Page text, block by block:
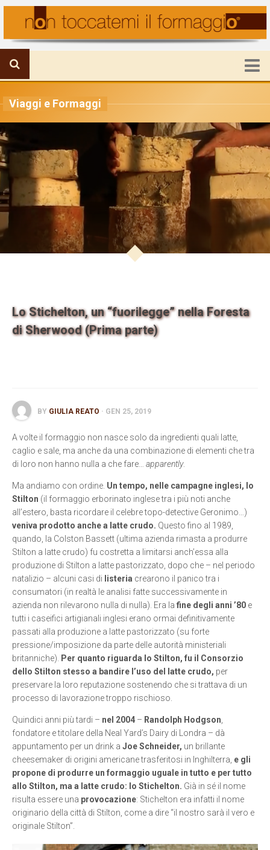
FORMAGGIO IN PRIMO PIANO
IL MONDO DELLA PRODUZIONE
VIAGGI E FORMAGGI
RICETTE E UTILITA’
ATTUALITA’
Mission
Viaggi e Formaggi
Lo Stichelton, un “fuorilegge” nella Foresta
di Sherwood (Prima parte)
BY GIULIA REATO · GEN 25, 2019
A volte il formaggio non nasce solo da ingredienti quali latte,
caglio e sale, ma anche da una combinazione di elementi che tra
di loro non hanno nulla a che fare… apparently.
Ma andiamo con ordine. Un tempo, nelle campagne inglesi, lo
Stilton (il formaggio erborinato inglese tra i più noti anche
all’estero, basta ricordare il celebre topo-detective Geronimo…)
veniva prodotto anche a latte crudo. Questo fino al 1989,
quando, la Colston Bassett (ultima azienda rimasta a produrre
Stilton a latte crudo) fu costretta a limitarsi anch’essa alla
produzione di Stilton a latte pastorizzato, dopo che – nel periodo
natalizio – alcuni casi di listeria crearono il panico tra i
consumatori (in realtà le analisi fatte successivamente in
azienda non rilevarono nulla di nulla). Era la fine degli anni ’80 e
tutti i caseifici artigianali inglesi erano ormai definitivamente
passati alla produzione a latte pastorizzato (su forte
pressione/imposizione da parte delle autorità ministeriali
britanniche).
Per quanto riguarda lo Stilton, fu il Consorzio
dello Stilton stesso a bandire l’uso del latte crudo, per
preservare la loro reputazione sostenendo che si trattava di un
processo di lavorazione troppo rischioso.
Quindici anni più tardi – nel 2004 – Randolph Hodgson
fondatore e titolare della Neal Yard’s Dairy di Londra – dà
appuntamento per un drink a Joe Schneider, un brillante
cheesemaker di origini americane trasferitosi in Inghilterra, e gli
propone di produrre un formaggio uguale in tutto e per tutto
allo Stilton, ma a latte crudo: lo Stichelton. Già in sé il nome
risulta essere una provocazione: Stichelton era infatti il nome
originario della città di Stilton, come a dire “il nostro sarà il vero e
originale Stilton”.